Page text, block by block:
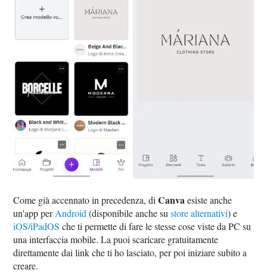
Come già accennato in precedenza, diCanvaesiste anche
un'app perAndroid(disponibile anche sustore alternativi) e
iOS/iPadOS che ti permette di fare le stesse cose viste da PC su
una interfaccia mobile. La puoi scaricare gratuitamente
direttamente dai link che ti ho lasciato, per poi iniziare subito a
creare.